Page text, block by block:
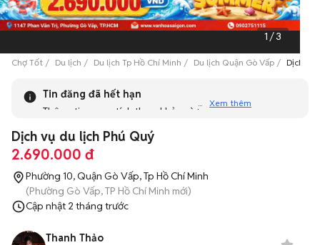
1 /3
Chợ Tốt Du lịch Du lịch Tp Hồ Chí Minh Du lịch Quận Gò Vấp Dịch vụ
Tin đăng đã hết hạn
Thông tin mang tính tham khảo và bạn không thể liên hệ
tương tự khác dưới đây nhé!
Xem thêm
Dịch vụ du lịch Phú Quý
2.690.000 đ
Phường 10, Quận Gò Vấp, Tp Hồ Chí Minh
(Phường Gò Vấp, TP Hồ Chí Minh mới)
Cập nhật 2 tháng trước
Thanh Thảo